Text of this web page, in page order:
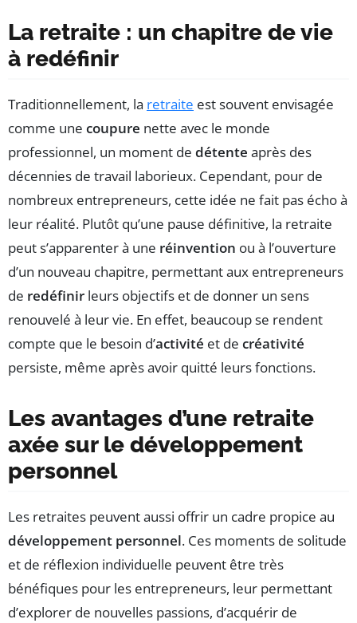
La retraite : un chapitre de vie
à redéfinir
Traditionnellement, la retraite est souvent envisagée
comme une coupure nette avec le monde
professionnel, un moment de détente après des
décennies de travail laborieux. Cependant, pour de
nombreux entrepreneurs, cette idée ne fait pas écho à
leur réalité. Plutôt qu’une pause définitive, la retraite
peut s’apparenter à une réinvention ou à l’ouverture
d’un nouveau chapitre, permettant aux entrepreneurs
de redéfinir leurs objectifs et de donner un sens
renouvelé à leur vie. En effet, beaucoup se rendent
compte que le besoin d’activité et de créativité
persiste, même après avoir quitté leurs fonctions.
Les avantages d’une retraite
axée sur le développement
personnel
Les retraites peuvent aussi offrir un cadre propice au
développement personnel. Ces moments de solitude
et de réflexion individuelle peuvent être très
bénéfiques pour les entrepreneurs, leur permettant
d’explorer de nouvelles passions, d’acquérir de